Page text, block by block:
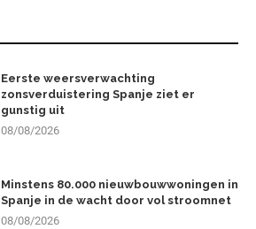
Eerste weersverwachting
zonsverduistering Spanje ziet er
gunstig uit
08/08/2026
Minstens 80.000 nieuwbouwwoningen in
Spanje in de wacht door vol stroomnet
08/08/2026